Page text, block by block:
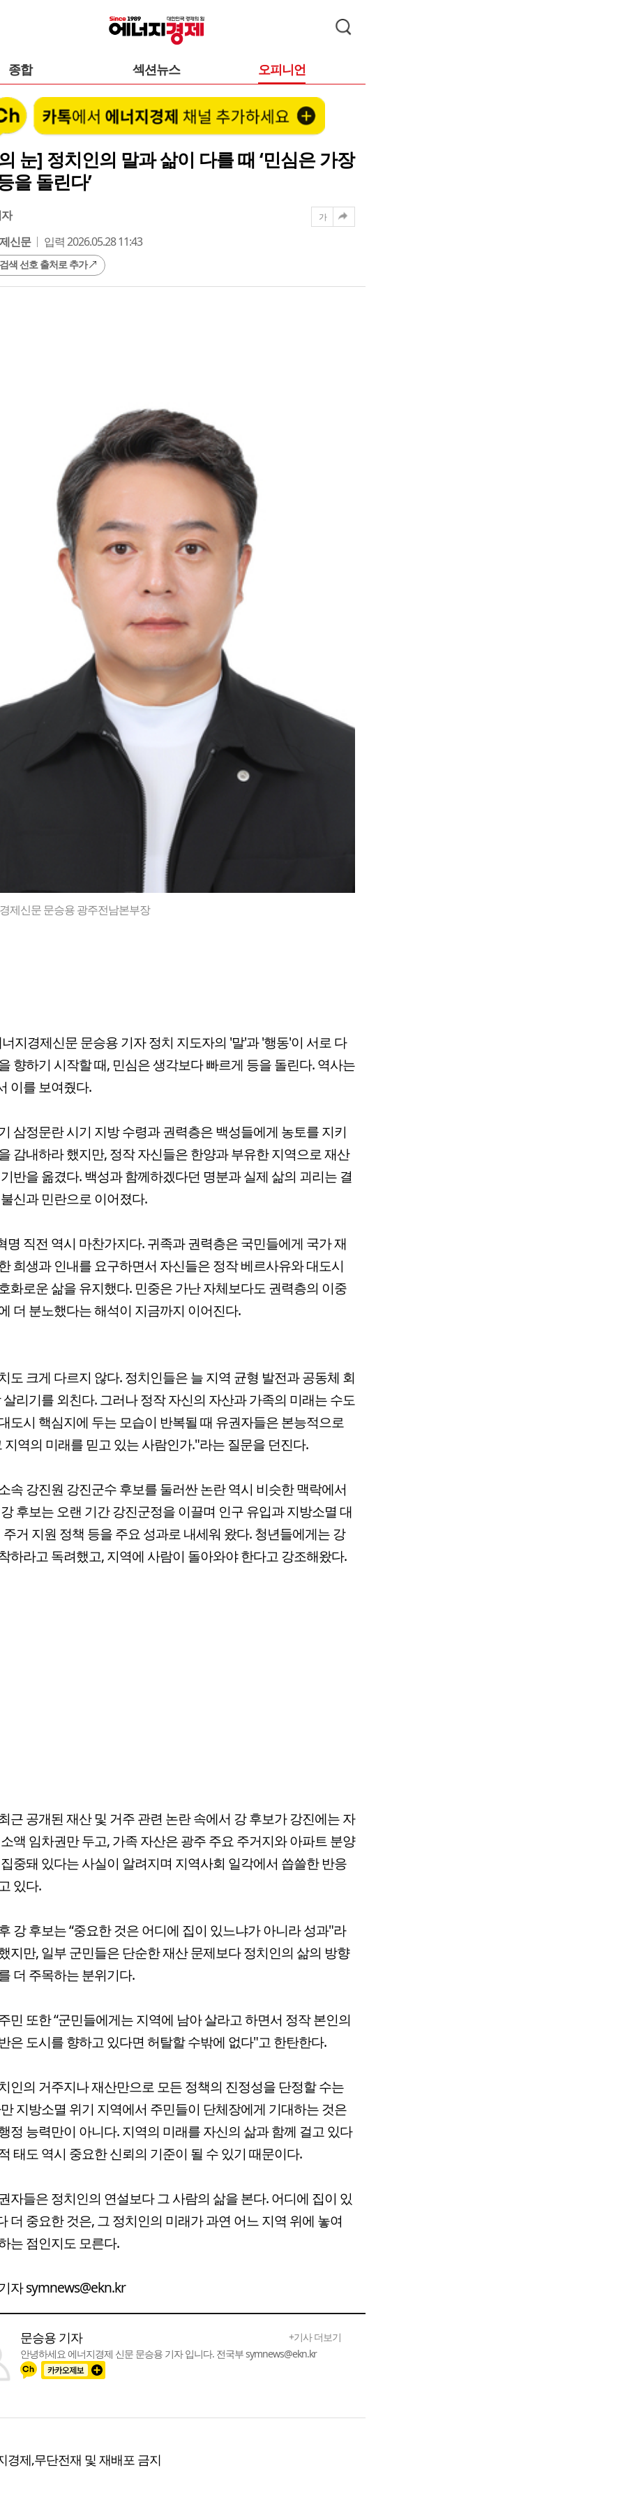
종합 섹션뉴스 오피니언
눈] 정치인의 말과 삶이 다를 때 ‘민심은 가장
을 돌린다’
신문
입력 2026.05.28 11:43
색 선호 출처로 추가
가
제신문 문승용 광주전남본부장
지경제신문 문승용 기자 정치 지도자의 '말'과 '행동'이 서로 다
향하기 시작할 때, 민심은 생각보다 빠르게 등을 돌린다. 역사는
이를 보여줬다.
삼정문란 시기 지방 수령과 권력층은 백성들에게 농토를 지키
감내하라 했지만, 정작 자신들은 한양과 부유한 지역으로 재산
반을 옮겼다. 백성과 함께하겠다던 명분과 실제 삶의 괴리는 결
신과 민란으로 이어졌다.
명 직전 역시 마찬가지다. 귀족과 권력층은 국민들에게 국가 재
희생과 인내를 요구하면서 자신들은 정작 베르사유와 대도시
화로운 삶을 유지했다. 민중은 가난 자체보다도 권력층의 이중
더 분노했다는 해석이 지금까지 이어진다.
도 크게 다르지 않다. 정치인들은 늘 지역 균형 발전과 공동체 회
살리기를 외친다. 그러나 정작 자신의 자산과 가족의 미래는 수도
도시 핵심지에 두는 모습이 반복될 때 유권자들은 본능적으로
지역의 미래를 믿고 있는 사람인가."라는 질문을 던진다.
속 강진원 강진군수 후보를 둘러싼 논란 역시 비슷한 맥락에서
후보는 오랜 기간 강진군정을 이끌며 인구 유입과 지방소멸 대
주거 지원 정책 등을 주요 성과로 내세워 왔다. 청년들에게는 강
하라고 독려했고, 지역에 사람이 돌아와야 한다고 강조해왔다.
근 공개된 재산 및 거주 관련 논란 속에서 강 후보가 강진에는 자
액 임차권만 두고, 가족 자산은 광주 주요 주거지와 아파트 분양
중돼 있다는 사실이 알려지며 지역사회 일각에서 씁쓸한 반응
있다.
강 후보는 “중요한 것은 어디에 집이 있느냐가 아니라 성과"라
지만, 일부 군민들은 단순한 재산 문제보다 정치인의 삶의 방향
더 주목하는 분위기다.
민 또한 “군민들에게는 지역에 남아 살라고 하면서 정작 본인의
은 도시를 향하고 있다면 허탈할 수밖에 없다"고 한탄한다.
인의 거주지나 재산만으로 모든 정책의 진정성을 단정할 수는
지방소멸 위기 지역에서 주민들이 단체장에게 기대하는 것은
정 능력만이 아니다. 지역의 미래를 자신의 삶과 함께 걸고 있다
태도 역시 중요한 신뢰의 기준이 될 수 있기 때문이다.
자들은 정치인의 연설보다 그 사람의 삶을 본다. 어디에 집이 있
더 중요한 것은, 그 정치인의 미래가 과연 어느 지역 위에 놓여
는 점인지도 모른다.
자 symnews@ekn.kr
문승용 기자
+기사 더보기
안녕하세요 에너지경제 신문 문승용 기자 입니다. 전국부 symnews@ekn.kr
제,무단전재 및 재배포 금지